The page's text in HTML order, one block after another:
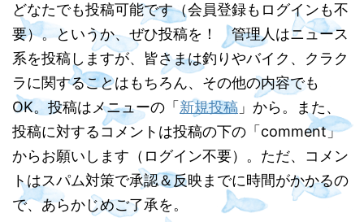
どなたでも投稿可能です（会員登録もログインも不
要）。というか、ぜひ投稿を！ 管理人はニュース
系を投稿しますが、皆さまは釣りやバイク、クラク
ラに関することはもちろん、その他の内容でも
OK。投稿はメニューの「 新規投稿 」から。また、
投稿に対するコメントは投稿の下の「comment」
からお願いします（ログイン不要）。ただ、コメン
トはスパム対策で承認＆反映までに時間がかかるの
で、あらかじめご了承を。